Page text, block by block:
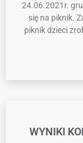
24.06.2021r.
się na piknik.
piknik dzieci
WYNIKI